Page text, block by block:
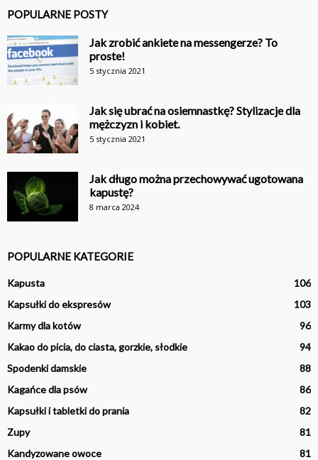
POPULARNE POSTY
Jak zrobić ankiete na messengerze? To
proste!
5 stycznia 2021
Jak się ubrać na osiemnastkę? Stylizacje dla
mężczyzn i kobiet.
5 stycznia 2021
Jak długo można przechowywać ugotowana
kapustę?
8 marca 2024
POPULARNE KATEGORIE
Kapusta
106
Kapsułki do ekspresów
103
Karmy dla kotów
96
Kakao do picia, do ciasta, gorzkie, słodkie
94
Spodenki damskie
88
Kagańce dla psów
86
Kapsułki i tabletki do prania
82
Zupy
81
Kandyzowane owoce
81